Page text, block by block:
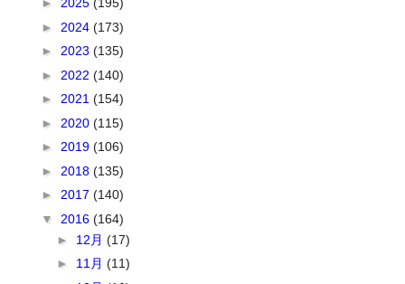
►2025(195)
► 2024(173)
►2023(135)
► 2022(140)
►2021(154)
► 2020(115)
►2019(106)
► 2018(135)
►2017(140)
▼ 2016(164)
► 12月(17)
► 11月(11)